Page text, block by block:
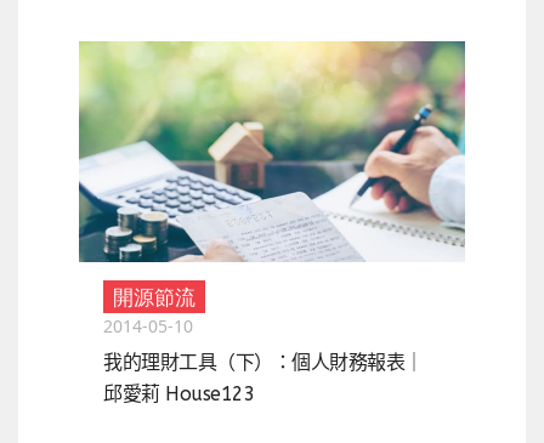
開源節流
2014-05-10
我的理財工具（下）：個人財務報表｜
邱愛莉 House123